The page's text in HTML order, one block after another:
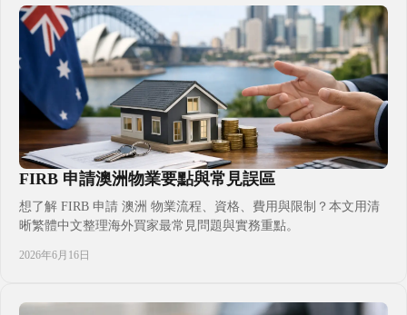
FIRB 申請澳洲物業要點與常見誤區
想了解 FIRB 申請 澳洲 物業流程、資格、費用與限制？本文用清
晰繁體中文整理海外買家最常見問題與實務重點。
2026年6月16日